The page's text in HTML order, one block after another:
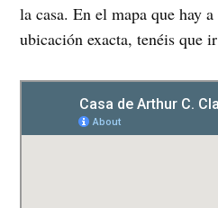
la casa. En el mapa que hay
ubicación exacta, tenéis que